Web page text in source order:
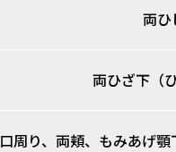
両ひ
両ひざ下（
口周り、両頬、もみあげ